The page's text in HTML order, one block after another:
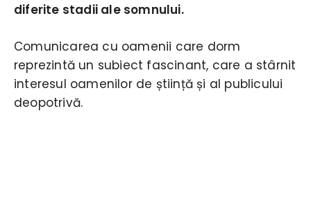
diferite stadii ale somnului.
Comunicarea cu oamenii care dorm
reprezintă un subiect fascinant, care a stârnit
interesul oamenilor de știință și al publicului
deopotrivă.